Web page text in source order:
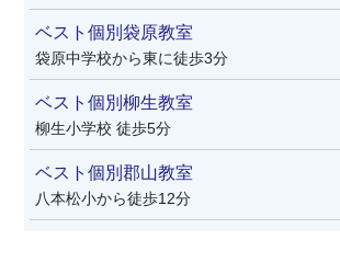
ベスト個別袋原教室
袋原中学校から東に徒歩3分
ベスト個別柳生教室
柳生小学校 徒歩5分
ベスト個別郡山教室
八本松小から徒歩12分